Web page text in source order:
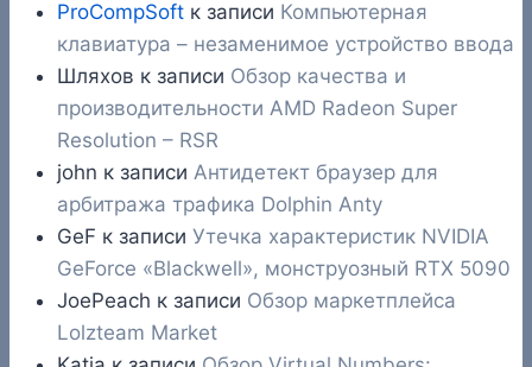
ProCompSoft к записи Компьютерная
клавиатура – незаменимое устройство ввода
Шляхов к записи Обзор качества и
производительности AMD Radeon Super
Resolution – RSR
john к записи Антидетект браузер для
арбитража трафика Dolphin Anty
GeF к записи Утечка характеристик NVIDIA
GeForce «Blackwell», монструозный RTX 5090
JoePeach к записи Обзор маркетплейса
Lolzteam Market